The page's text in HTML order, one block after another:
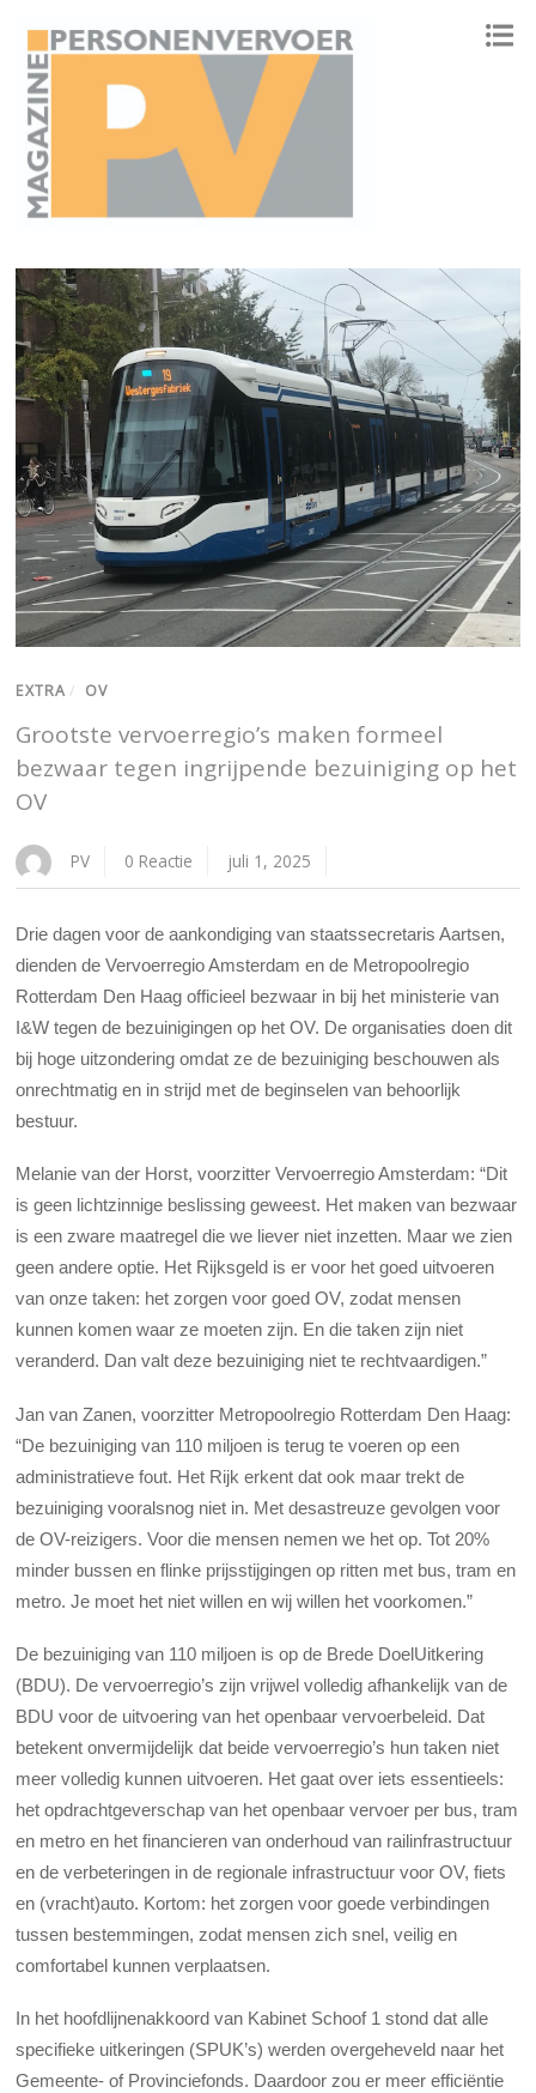
EXTRA / OV
Grootste vervoerregio’s maken formeel
bezwaar tegen ingrijpende bezuiniging op het
OV
PV 0 Reactie juli 1, 2025
Drie dagen voor de aankondiging van staatssecretaris Aartsen,
dienden de Vervoerregio Amsterdam en de Metropoolregio
Rotterdam Den Haag officieel bezwaar in bij het ministerie van
I&W tegen de bezuinigingen op het OV. De organisaties doen dit
bij hoge uitzondering omdat ze de bezuiniging beschouwen als
onrechtmatig en in strijd met de beginselen van behoorlijk
bestuur.
Melanie van der Horst, voorzitter Vervoerregio Amsterdam: “Dit
is geen lichtzinnige beslissing geweest. Het maken van bezwaar
is een zware maatregel die we liever niet inzetten. Maar we zien
geen andere optie. Het Rijksgeld is er voor het goed uitvoeren
van onze taken: het zorgen voor goed OV, zodat mensen
kunnen komen waar ze moeten zijn. En die taken zijn niet
veranderd. Dan valt deze bezuiniging niet te rechtvaardigen.”
Jan van Zanen, voorzitter Metropoolregio Rotterdam Den Haag:
“De bezuiniging van 110 miljoen is terug te voeren op een
administratieve fout. Het Rijk erkent dat ook maar trekt de
bezuiniging vooralsnog niet in. Met desastreuze gevolgen voor
de OV-reizigers. Voor die mensen nemen we het op. Tot 20%
minder bussen en flinke prijsstijgingen op ritten met bus, tram en
metro. Je moet het niet willen en wij willen het voorkomen.”
De bezuiniging van 110 miljoen is op de Brede DoelUitkering
(BDU). De vervoerregio’s zijn vrijwel volledig afhankelijk van de
BDU voor de uitvoering van het openbaar vervoerbeleid. Dat
betekent onvermijdelijk dat beide vervoerregio’s hun taken niet
meer volledig kunnen uitvoeren. Het gaat over iets essentieels:
het opdrachtgeverschap van het openbaar vervoer per bus, tram
en metro en het financieren van onderhoud van railinfrastructuur
en de verbeteringen in de regionale infrastructuur voor OV, fiets
en (vracht)auto. Kortom: het zorgen voor goede verbindingen
tussen bestemmingen, zodat mensen zich snel, veilig en
comfortabel kunnen verplaatsen.
In het hoofdlijnenakkoord van Kabinet Schoof 1 stond dat alle
specifieke uitkeringen (SPUK’s) werden overgeheveld naar het
Gemeente- of Provinciefonds. Daardoor zou er meer efficiëntie